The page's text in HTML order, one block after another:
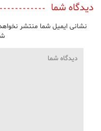
دیدگاه شما
نشانی ایمیل شما منتشر